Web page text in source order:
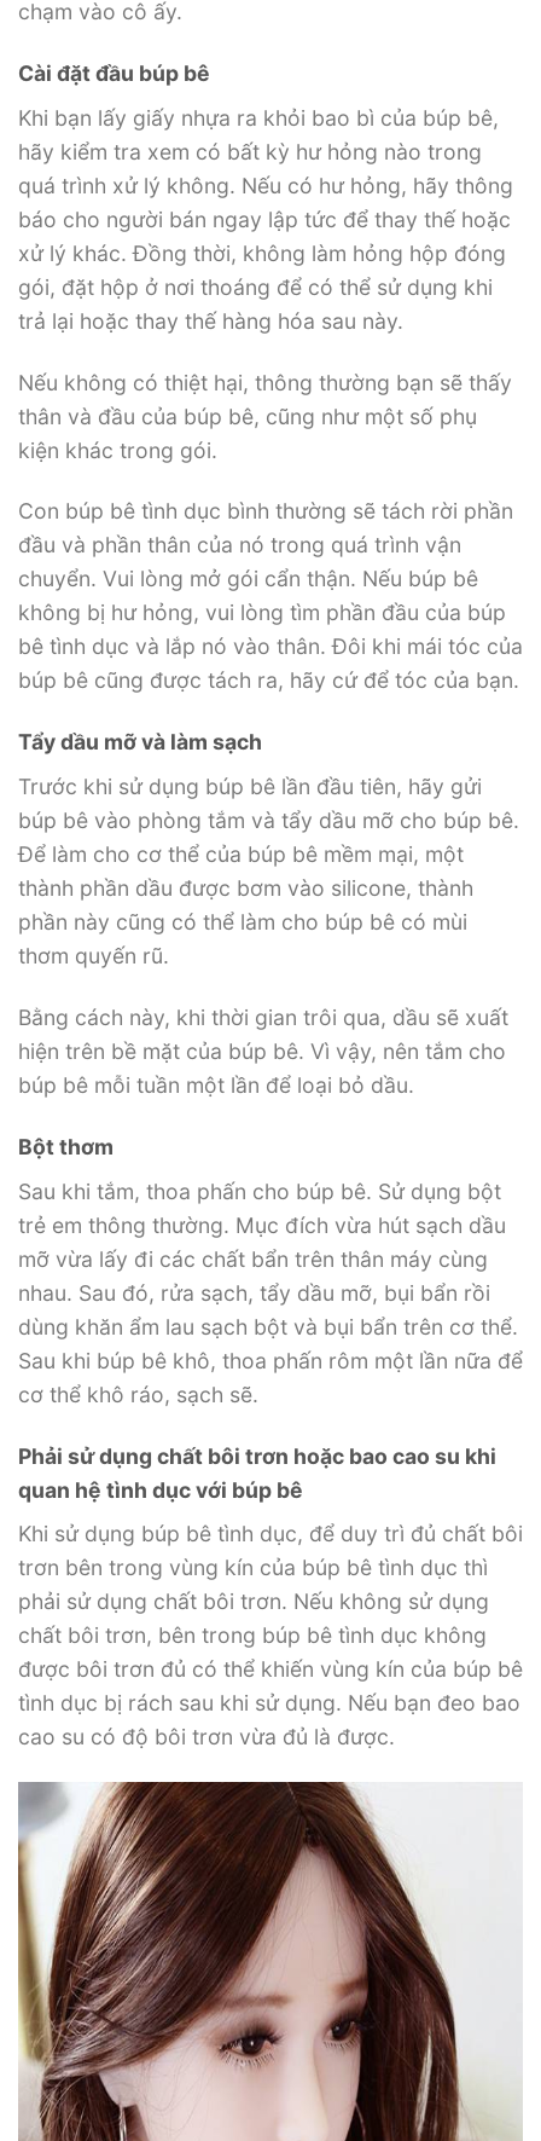
chạm vào cô ấy.
Cài đặt đầu búp bê
Khi bạn lấy giấy nhựa ra khỏi bao bì của búp bê,
hãy kiểm tra xem có bất kỳ hư hỏng nào trong
quá trình xử lý không. Nếu có hư hỏng, hãy thông
báo cho người bán ngay lập tức để thay thế hoặc
xử lý khác. Đồng thời, không làm hỏng hộp đóng
gói, đặt hộp ở nơi thoáng để có thể sử dụng khi
trả lại hoặc thay thế hàng hóa sau này.
Nếu không có thiệt hại, thông thường bạn sẽ thấy
thân và đầu của búp bê, cũng như một số phụ
kiện khác trong gói.
Con búp bê tình dục bình thường sẽ tách rời phần
đầu và phần thân của nó trong quá trình vận
chuyển. Vui lòng mở gói cẩn thận. Nếu búp bê
không bị hư hỏng, vui lòng tìm phần đầu của búp
bê tình dục và lắp nó vào thân. Đôi khi mái tóc của
búp bê cũng được tách ra, hãy cứ để tóc của bạn.
Tẩy dầu mỡ và làm sạch
Trước khi sử dụng búp bê lần đầu tiên, hãy gửi
búp bê vào phòng tắm và tẩy dầu mỡ cho búp bê.
Để làm cho cơ thể của búp bê mềm mại, một
thành phần dầu được bơm vào silicone, thành
phần này cũng có thể làm cho búp bê có mùi
thơm quyến rũ.
Bằng cách này, khi thời gian trôi qua, dầu sẽ xuất
hiện trên bề mặt của búp bê. Vì vậy, nên tắm cho
búp bê mỗi tuần một lần để loại bỏ dầu.
Bột thơm
Sau khi tắm, thoa phấn cho búp bê. Sử dụng bột
trẻ em thông thường. Mục đích vừa hút sạch dầu
mỡ vừa lấy đi các chất bẩn trên thân máy cùng
nhau. Sau đó, rửa sạch, tẩy dầu mỡ, bụi bẩn rồi
dùng khăn ẩm lau sạch bột và bụi bẩn trên cơ thể.
Sau khi búp bê khô, thoa phấn rôm một lần nữa để
cơ thể khô ráo, sạch sẽ.
Phải sử dụng chất bôi trơn hoặc bao cao su khi
quan hệ tình dục với búp bê
Khi sử dụng búp bê tình dục, để duy trì đủ chất bôi
trơn bên trong vùng kín của búp bê tình dục thì
phải sử dụng chất bôi trơn. Nếu không sử dụng
chất bôi trơn, bên trong búp bê tình dục không
được bôi trơn đủ có thể khiến vùng kín của búp bê
tình dục bị rách sau khi sử dụng. Nếu bạn đeo bao
cao su có độ bôi trơn vừa đủ là được.